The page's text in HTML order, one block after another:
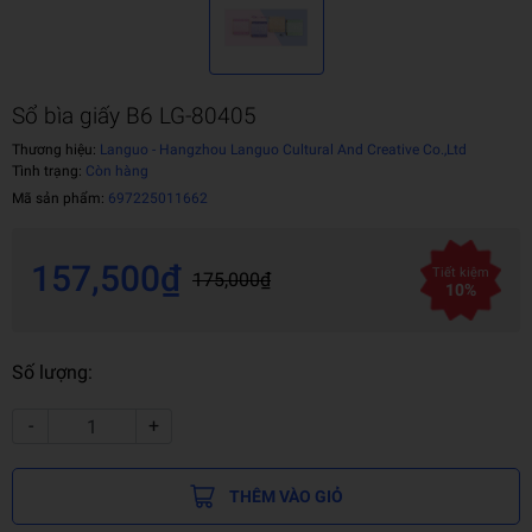
Sổ bìa giấy B6 LG-80405
Thương hiệu: Languo - Hangzhou Languo Cultural And Creative Co.,Ltd
Tình trạng: Còn hàng
Mã sản phẩm: 697225011662
157,500₫ 175,000₫ Tiết kiệm
10%
Số lượng:
- +
THÊM VÀO GIỎ